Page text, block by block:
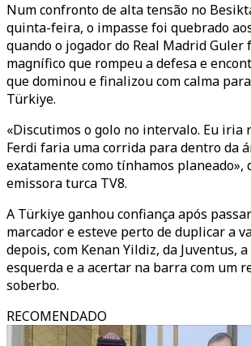
Num confronto de alta tensão no
quinta-feira, o impasse foi quebrado
quando o jogador do Real Madrid Guler
magnífico que rompeu a defesa e
que dominou e finalizou com calma
Türkiye.
«Discutimos o golo no intervalo. Eu iria
Ferdi faria uma corrida para dentro da
exatamente como tínhamos planeado»,
emissora turca TV8.
A Türkiye ganhou confiança após
marcador e esteve perto de duplicar a
depois, com Kenan Yildiz, da Juventus,
esquerda e a acertar na barra com um
soberbo.
RECOMENDADO